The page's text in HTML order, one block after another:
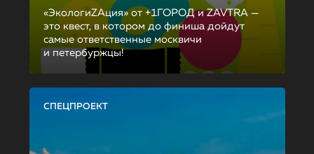
«ЭкологиZAция» от +1ГОРОД и ZAVTRA —
это квест, в котором до финиша дойдут
самые ответственные москвичи
и петербуржцы!
СПЕЦПРОЕКТ